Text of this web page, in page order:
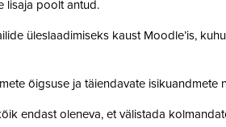
lisaja poolt antud.
üleslaadimiseks kaust Moodle’is,
õigsuse ja täiendavate
endast oleneva, et välistada